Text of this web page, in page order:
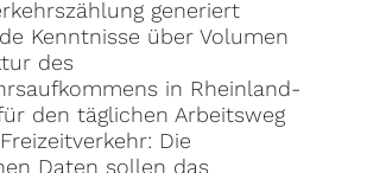
generiert
Kenntnisse über Volumen
des
in Rheinland-
den täglichen Arbeitsweg
Die
Daten sollen das